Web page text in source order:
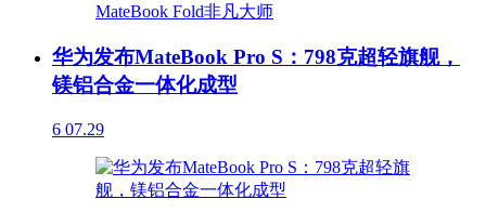
华为发布MateBook Pro S：798克超轻旗舰，
镁铝合金一体化成型
6 07.29